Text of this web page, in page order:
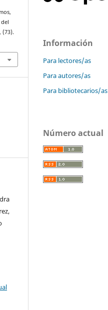
, (73).
Información
Para lectores/as
Para autores/as
Para bibliotecarios/as
Número actual